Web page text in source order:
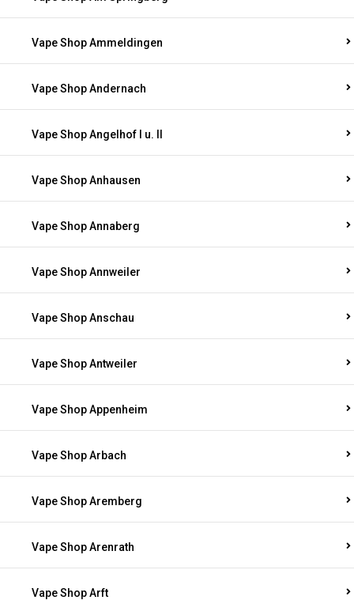
Vape Shop Ammeldingen
Vape Shop Andernach
Vape Shop Angelhof I u. II
Vape Shop Anhausen
Vape Shop Annaberg
Vape Shop Annweiler
Vape Shop Anschau
Vape Shop Antweiler
Vape Shop Appenheim
Vape Shop Arbach
Vape Shop Aremberg
Vape Shop Arenrath
Vape Shop Arft